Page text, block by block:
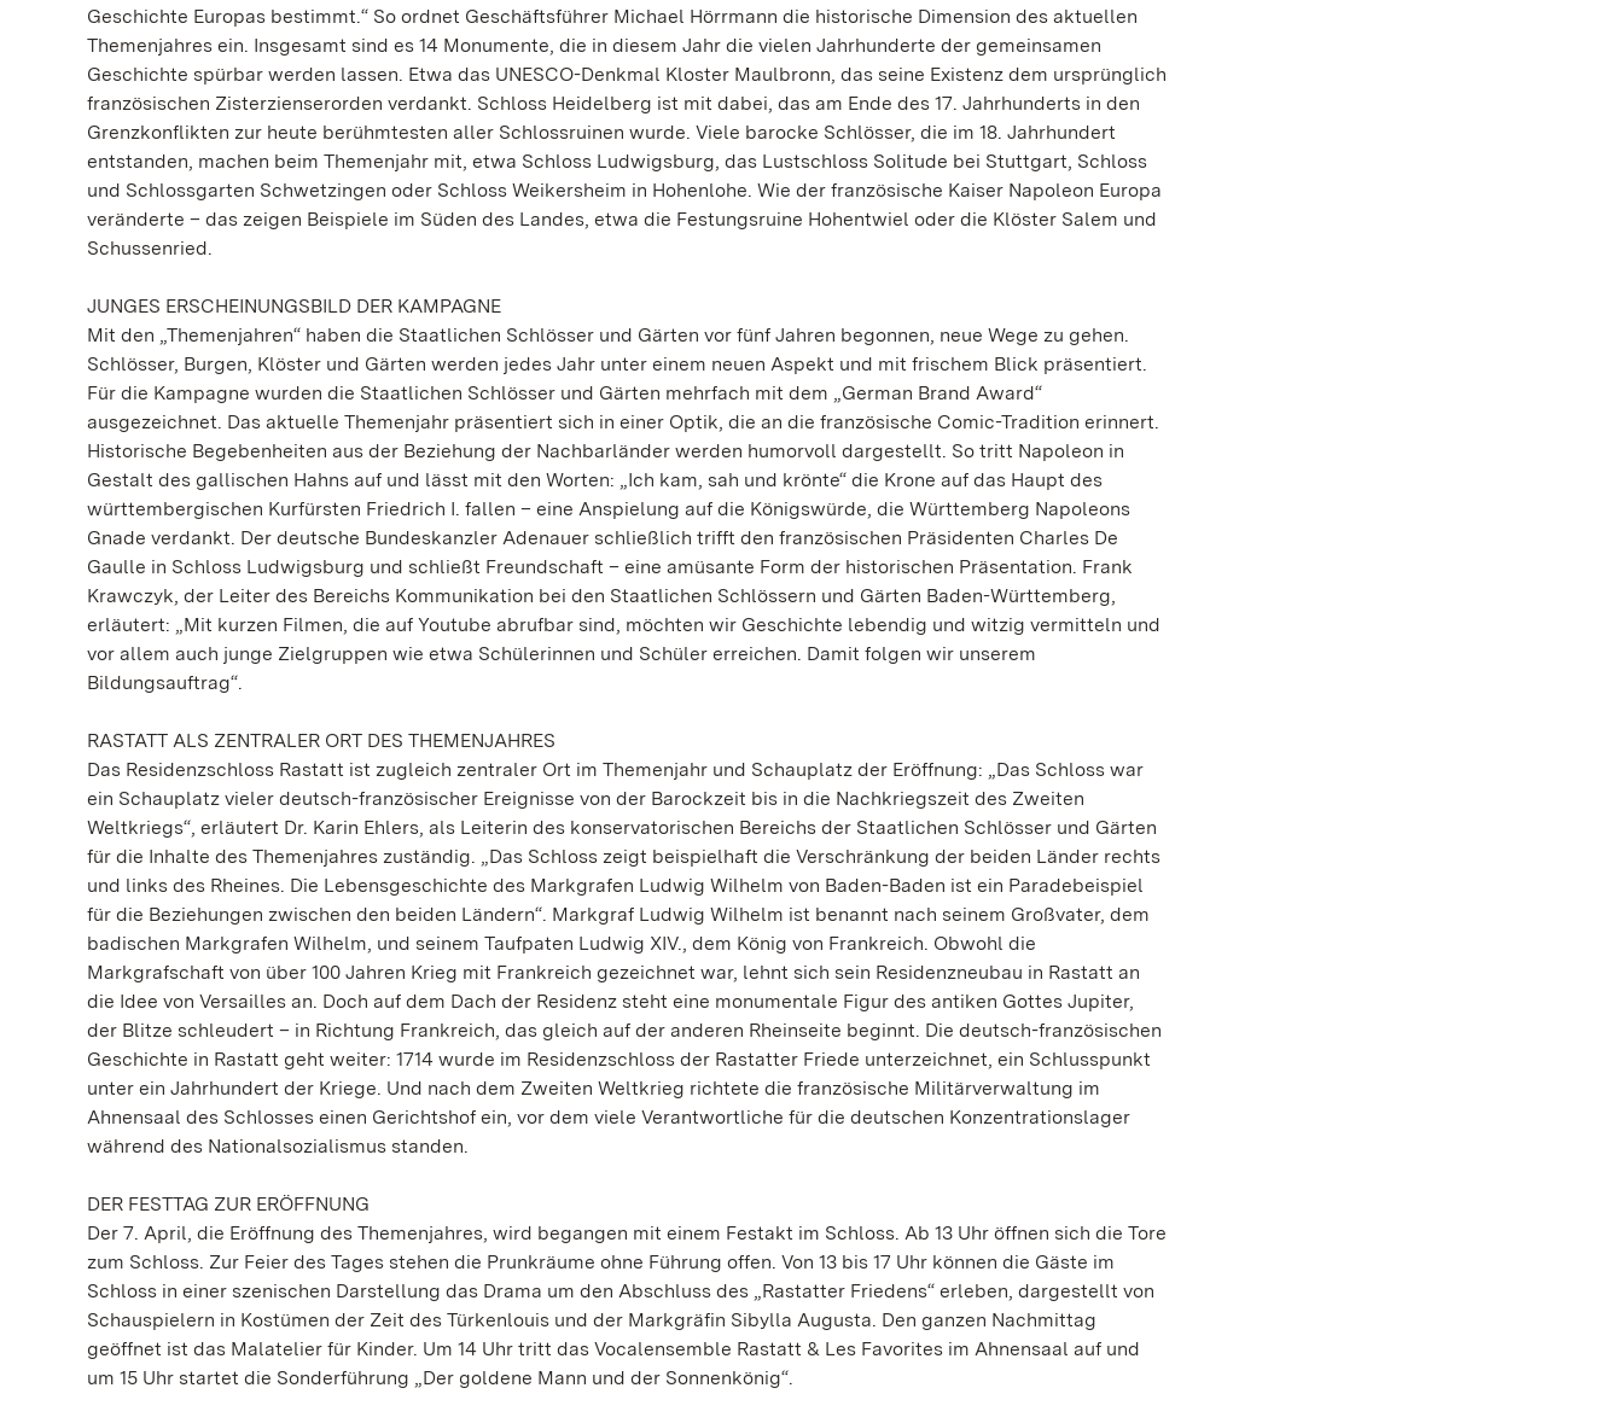
Geschichte Europas bestimmt.“ So ordnet Geschäftsführer Michael Hörrmann die historische Dimension des aktuellen
Themenjahres ein. Insgesamt sind es 14 Monumente, die in diesem Jahr die vielen Jahrhunderte der gemeinsamen
Geschichte spürbar werden lassen. Etwa das UNESCO-Denkmal Kloster Maulbronn, das seine Existenz dem ursprünglich
französischen Zisterzienserorden verdankt. Schloss Heidelberg ist mit dabei, das am Ende des 17. Jahrhunderts in den
Grenzkonflikten zur heute berühmtesten aller Schlossruinen wurde. Viele barocke Schlösser, die im 18. Jahrhundert
entstanden, machen beim Themenjahr mit, etwa Schloss Ludwigsburg, das Lustschloss Solitude bei Stuttgart, Schloss
und Schlossgarten Schwetzingen oder Schloss Weikersheim in Hohenlohe. Wie der französische Kaiser Napoleon Europa
veränderte – das zeigen Beispiele im Süden des Landes, etwa die Festungsruine Hohentwiel oder die Klöster Salem und
Schussenried.
JUNGES ERSCHEINUNGSBILD DER KAMPAGNE
Mit den „Themenjahren“ haben die Staatlichen Schlösser und Gärten vor fünf Jahren begonnen, neue Wege zu gehen.
Schlösser, Burgen, Klöster und Gärten werden jedes Jahr unter einem neuen Aspekt und mit frischem Blick präsentiert.
Für die Kampagne wurden die Staatlichen Schlösser und Gärten mehrfach mit dem „German Brand Award“
ausgezeichnet. Das aktuelle Themenjahr präsentiert sich in einer Optik, die an die französische Comic-Tradition erinnert.
Historische Begebenheiten aus der Beziehung der Nachbarländer werden humorvoll dargestellt. So tritt Napoleon in
Gestalt des gallischen Hahns auf und lässt mit den Worten: „Ich kam, sah und krönte“ die Krone auf das Haupt des
württembergischen Kurfürsten Friedrich I. fallen – eine Anspielung auf die Königswürde, die Württemberg Napoleons
Gnade verdankt. Der deutsche Bundeskanzler Adenauer schließlich trifft den französischen Präsidenten Charles De
Gaulle in Schloss Ludwigsburg und schließt Freundschaft – eine amüsante Form der historischen Präsentation. Frank
Krawczyk, der Leiter des Bereichs Kommunikation bei den Staatlichen Schlössern und Gärten Baden-Württemberg,
erläutert: „Mit kurzen Filmen, die auf Youtube abrufbar sind, möchten wir Geschichte lebendig und witzig vermitteln und
vor allem auch junge Zielgruppen wie etwa Schülerinnen und Schüler erreichen. Damit folgen wir unserem
Bildungsauftrag“.
RASTATT ALS ZENTRALER ORT DES THEMENJAHRES
Das Residenzschloss Rastatt ist zugleich zentraler Ort im Themenjahr und Schauplatz der Eröffnung: „Das Schloss war
ein Schauplatz vieler deutsch-französischer Ereignisse von der Barockzeit bis in die Nachkriegszeit des Zweiten
Weltkriegs“, erläutert Dr. Karin Ehlers, als Leiterin des konservatorischen Bereichs der Staatlichen Schlösser und Gärten
für die Inhalte des Themenjahres zuständig. „Das Schloss zeigt beispielhaft die Verschränkung der beiden Länder rechts
und links des Rheines. Die Lebensgeschichte des Markgrafen Ludwig Wilhelm von Baden-Baden ist ein Paradebeispiel
für die Beziehungen zwischen den beiden Ländern“. Markgraf Ludwig Wilhelm ist benannt nach seinem Großvater, dem
badischen Markgrafen Wilhelm, und seinem Taufpaten Ludwig XIV., dem König von Frankreich. Obwohl die
Markgrafschaft von über 100 Jahren Krieg mit Frankreich gezeichnet war, lehnt sich sein Residenzneubau in Rastatt an
die Idee von Versailles an. Doch auf dem Dach der Residenz steht eine monumentale Figur des antiken Gottes Jupiter,
der Blitze schleudert – in Richtung Frankreich, das gleich auf der anderen Rheinseite beginnt. Die deutsch-französischen
Geschichte in Rastatt geht weiter: 1714 wurde im Residenzschloss der Rastatter Friede unterzeichnet, ein Schlusspunkt
unter ein Jahrhundert der Kriege. Und nach dem Zweiten Weltkrieg richtete die französische Militärverwaltung im
Ahnensaal des Schlosses einen Gerichtshof ein, vor dem viele Verantwortliche für die deutschen Konzentrationslager
während des Nationalsozialismus standen.
DER FESTTAG ZUR ERÖFFNUNG
Der 7. April, die Eröffnung des Themenjahres, wird begangen mit einem Festakt im Schloss. Ab 13 Uhr öffnen sich die Tore
zum Schloss. Zur Feier des Tages stehen die Prunkräume ohne Führung offen. Von 13 bis 17 Uhr können die Gäste im
Schloss in einer szenischen Darstellung das Drama um den Abschluss des „Rastatter Friedens“ erleben, dargestellt von
Schauspielern in Kostümen der Zeit des Türkenlouis und der Markgräfin Sibylla Augusta. Den ganzen Nachmittag
geöffnet ist das Malatelier für Kinder. Um 14 Uhr tritt das Vocalensemble Rastatt & Les Favorites im Ahnensaal auf und
um 15 Uhr startet die Sonderführung „Der goldene Mann und der Sonnenkönig“.